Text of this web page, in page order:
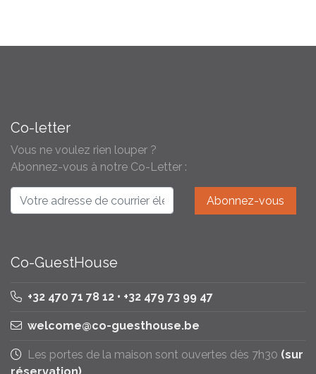
Co-letter
Vous ne voulez rien louper ?
Abonnez-vous à notre Co-Letter :
Co-GuestHouse
+32 470 71 78 12 • +32 479 73 99 47
welcome@co-guesthouse.be
Les portes de la maison sont ouvertes dès 7h30 (sur